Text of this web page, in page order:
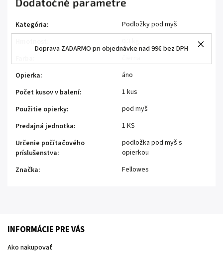
Doprava ZADARMO pri objednávke nad 99€ bez DPH
Kategória:
Podložky pod myš
Opierka:
áno
Počet kusov v balení:
1 kus
Použitie opierky:
pod myš
Predajná jednotka:
1 KS
Určenie počítačového
príslušenstva:
podložka pod myš s
opierkou
Značka: Fellowes
INFORMÁCIE PRE VÁS
Ako nakupovať